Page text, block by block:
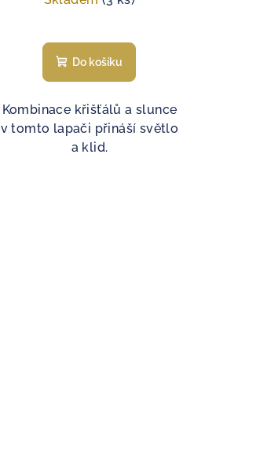
Do košíku
Kombinace křišťálů a slunce
v tomto lapači přináší světlo
a klid.